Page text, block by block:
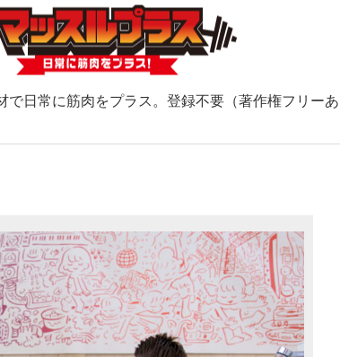
で日常に筋肉をプラス。登録不要（著作権フリーあ